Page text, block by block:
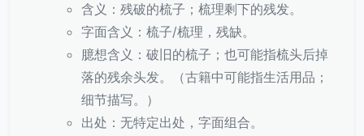
含义：残破的梳子；梳理剩下的残发。
字面含义：梳子/梳理，残缺。
臆想含义：破旧的梳子；也可能指梳头后掉
落的残余头发。（古籍中可能指生活用品；
细节描写。）
出处：无特定出处，字面组合。